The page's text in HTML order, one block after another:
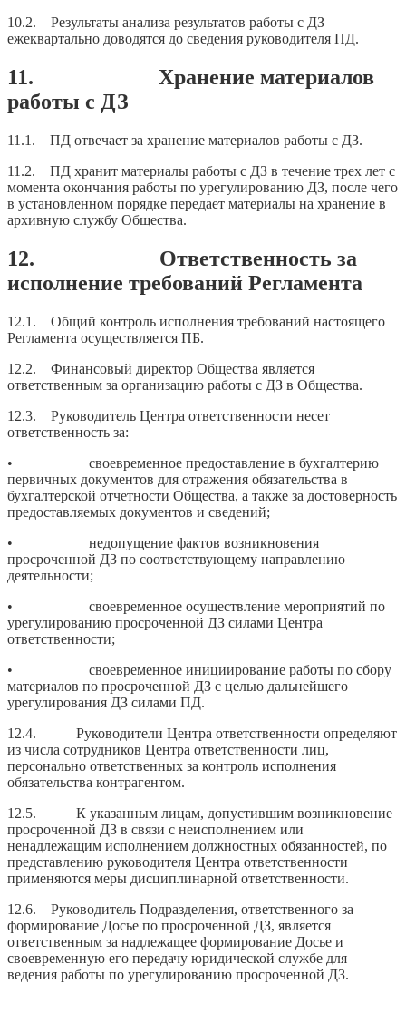
10.2. Результаты анализа результатов работы с ДЗ
ежеквартально доводятся до сведения руководителя ПД.
11. Хранение материалов
работы с ДЗ
11.1. ПД отвечает за хранение материалов работы с ДЗ.
11.2. ПД хранит материалы работы с ДЗ в течение трех лет с
момента окончания работы по урегулированию ДЗ, после чего
в установленном порядке передает материалы на хранение в
архивную службу Общества.
12. Ответственность за
исполнение требований Регламента
12.1. Общий контроль исполнения требований настоящего
Регламента осуществляется ПБ.
12.2. Финансовый директор Общества является
ответственным за организацию работы с ДЗ в Общества.
12.3. Руководитель Центра ответственности несет
ответственность за:
• своевременное предоставление в бухгалтерию
первичных документов для отражения обязательства в
бухгалтерской отчетности Общества, а также за достоверность
предоставляемых документов и сведений;
• недопущение фактов возникновения
просроченной ДЗ по соответствующему направлению
деятельности;
• своевременное осуществление мероприятий по
урегулированию просроченной ДЗ силами Центра
ответственности;
• своевременное инициирование работы по сбору
материалов по просроченной ДЗ с целью дальнейшего
урегулирования ДЗ силами ПД.
12.4. Руководители Центра ответственности определяют
из числа сотрудников Центра ответственности лиц,
персонально ответственных за контроль исполнения
обязательства контрагентом.
12.5. К указанным лицам, допустившим возникновение
просроченной ДЗ в связи с неисполнением или
ненадлежащим исполнением должностных обязанностей, по
представлению руководителя Центра ответственности
применяются меры дисциплинарной ответственности.
12.6. Руководитель Подразделения, ответственного за
формирование Досье по просроченной ДЗ, является
ответственным за надлежащее формирование Досье и
своевременную его передачу юридической службе для
ведения работы по урегулированию просроченной ДЗ.